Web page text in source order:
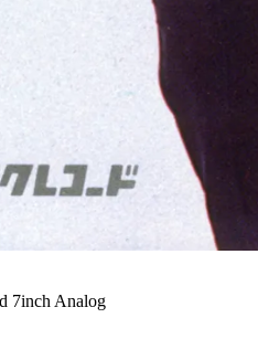
7inch Analog